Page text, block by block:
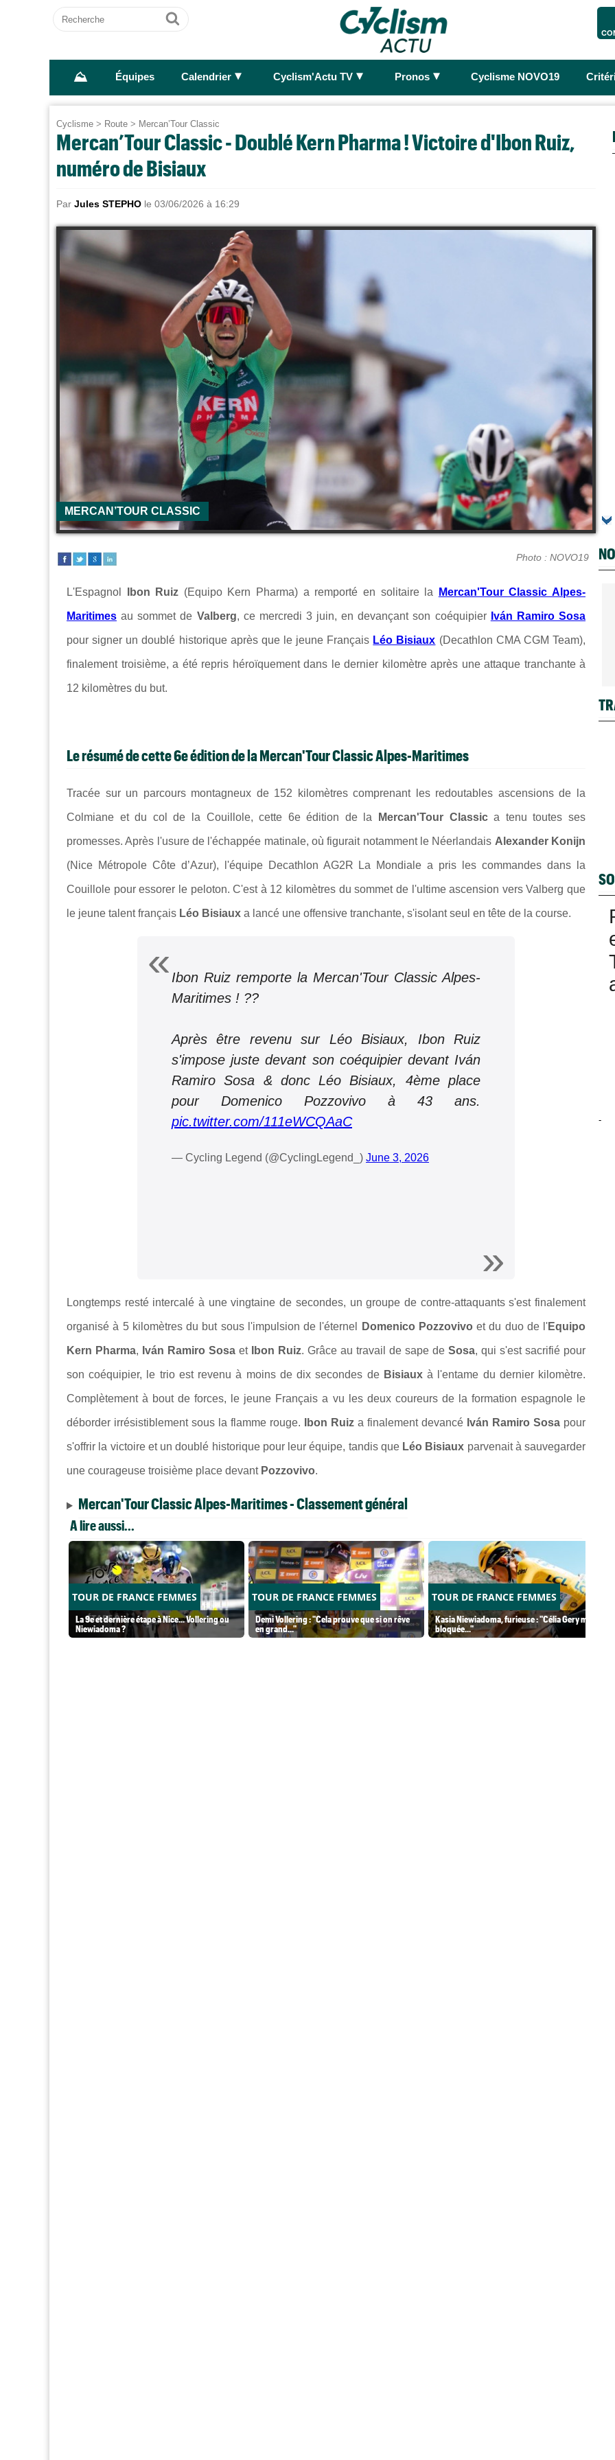
Recherche
Ok
⛰ Équipes Calendrier ► Cyclism'Actu TV ► Pronos ► Cyclisme NOVO19
Cyclisme > Route > Mercan’Tour Classic
Mercan’Tour Classic - Doublé Kern Pharma ! Victoire d'Ibon Ruiz,
numéro de Bisiaux
Par Jules STEPHO le 03/06/2026 à 16:29
MERCAN’TOUR CLASSIC
Photo : NOVO19
L'Espagnol Ibon Ruiz (Equipo Kern Pharma) a remporté en solitaire la Mercan'Tour Classic Alpes-
Maritimes au sommet de Valberg, ce mercredi 3 juin, en devançant son coéquipier Iván Ramiro Sosa
pour signer un doublé historique après que le jeune Français Léo Bisiaux (Decathlon CMA CGM Team),
finalement troisième, a été repris héroïquement dans le dernier kilomètre après une attaque tranchante à
12 kilomètres du but.
Le résumé de cette 6e édition de la Mercan'Tour Classic Alpes-Maritimes
Tracée sur un parcours montagneux de 152 kilomètres comprenant les redoutables ascensions de la
Colmiane et du col de la Couillole, cette 6e édition de la Mercan'Tour Classica tenu toutes ses
promesses. Après l'usure de l'échappée matinale, où figurait notamment le Néerlandais Alexander Konijn
(Nice Métropole Côte d’Azur), l'équipe Decathlon AG2R La Mondiale a pris les commandes dans la
Couillole pour essorer le peloton. C'est à 12 kilomètres du sommet de l'ultime ascension vers Valberg que
le jeune talent français Léo Bisiaux a lancé une offensive tranchante, s'isolant seul en tête de la course.
Ibon Ruiz remporte la Mercan'Tour Classic Alpes-
Maritimes ! ??
Après être revenu sur Léo Bisiaux, Ibon Ruiz
s'impose juste devant son coéquipier devant Iván
Ramiro Sosa & donc Léo Bisiaux, 4ème place
pour Domenico Pozzovivo à 43 ans.
pic.twitter.com/111eWCQAaC
— Cycling Legend (@CyclingLegend_) June 3, 2026
Longtemps resté intercalé à une vingtaine de secondes, un groupe de contre-attaquants s'est finalement
organisé à 5 kilomètres du but sous l'impulsion de l'éternel Domenico Pozzovivo et du duo de l'Equipo
Kern Pharma, Iván Ramiro Sosa et Ibon Ruiz. Grâce au travail de sape de Sosa, qui s'est sacrifié pour
son coéquipier, le trio est revenu à moins de dix secondes de Bisiauxà l'entame du dernier kilomètre.
Complètement à bout de forces, le jeune Français a vu les deux coureurs de la formation espagnole le
déborder irrésistiblement sous la flamme rouge. Ibon Ruiz a finalement devancé Iván Ramiro Sosa pour
s'offrir la victoire et un doublé historique pour leur équipe, tandis que Léo Bisiaux parvenait à sauvegarder
une courageuse troisième place devant Pozzovivo.
Mercan'Tour Classic Alpes-Maritimes - Classement général
A lire aussi...
TOUR DE FRANCE FEMMES
La 9e et dernière étape à Nice... Vollering ou
Niewiadoma ?
TOUR DE FRANCE FEMMES
Demi Vollering : "Cela prouve que si on rêve
en grand..."
TOUR DE FRANCE FEMMES
Kasia Niewiadoma, furieuse : "Célia Gery m'a
bloquée..."
-